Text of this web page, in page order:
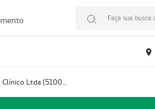
Faça sua busca
Prestador Mosaicum Espaço Clínico Ltda (51004352-0)